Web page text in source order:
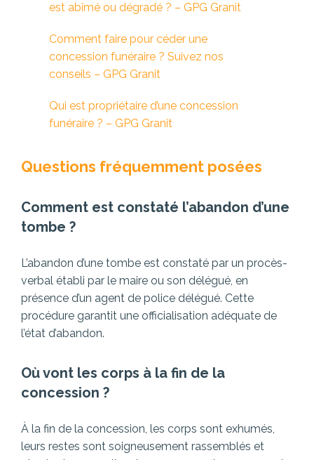
est abîmé ou dégradé ? – GPG Granit
Comment faire pour céder une
concession funéraire ? Suivez nos
conseils – GPG Granit
Qui est propriétaire d’une concession
funéraire ? – GPG Granit
Questions fréquemment posées
Comment est constaté l’abandon d’une
tombe ?
L’abandon d’une tombe est constaté par un procès-
verbal établi par le maire ou son délégué, en
présence d’un agent de police délégué. Cette
procédure garantit une officialisation adéquate de
l’état d’abandon.
Où vont les corps à la fin de la
concession ?
À la fin de la concession, les corps sont exhumés,
leurs restes sont soigneusement rassemblés et